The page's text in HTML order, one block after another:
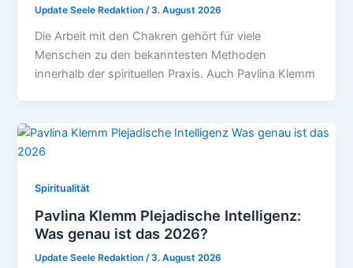
Update Seele Redaktion/3. August 2026
Die Arbeit mit den Chakren gehört für viele
Menschen zu den bekanntesten Methoden
innerhalb der spirituellen Praxis. Auch Pavlina Klemm
Spiritualität
Pavlina Klemm Plejadische Intelligenz:
Was genau ist das 2026?
Update Seele Redaktion/3. August 2026